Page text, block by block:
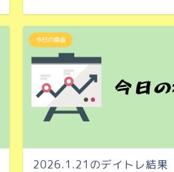
今日の損益
2026.1.21のデイトレ結果